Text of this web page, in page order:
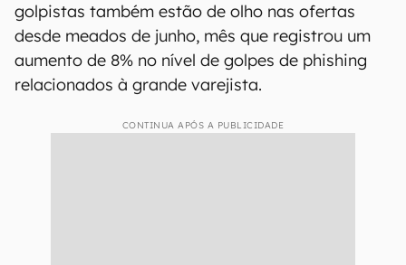
golpistas também estão de olho nas ofertas
desde meados de junho, mês que registrou um
aumento de 8% no nível de golpes de phishing
relacionados à grande varejista.
CONTINUA APÓS A PUBLICIDADE